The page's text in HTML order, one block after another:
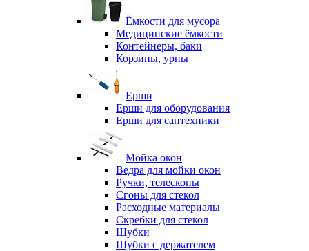
Ёмкости для мусора
Медицинские ёмкости
Контейнеры, баки
Корзины, урны
Ерши
Ерши для оборудования
Ерши для сантехники
Мойка окон
Ведра для мойки окон
Ручки, телескопы
Сгоны для стекол
Расходные материалы
Скребки для стекол
Шубки
Шубки с держателем